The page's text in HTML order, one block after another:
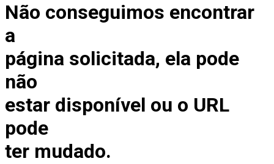
Não conseguimos encontrar
a
página solicitada, ela pode
não
estar disponível ou o URL
pode
ter mudado.